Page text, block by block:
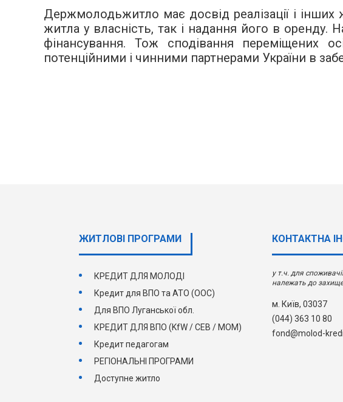
Держмолодьжитло має досвід реалізації і
житла у власність, так і надання його в
фінансування. Тож сподівання переміщених
потенційними і чинними партнерами України в
ЖИТЛОВІ ПРОГРАМИ
КРЕДИТ ДЛЯ МОЛОДІ
Кредит для ВПО та АТО (ООС)
Для ВПО Луганської обл.
КРЕДИТ ДЛЯ ВПО (KfW / СЕВ / МОМ)
Кредит педагогам
РЕГІОНАЛЬНІ ПРОГРАМИ
Доступне житло
КОНТАКТНА
у т.ч. для
належать до
м. Київ, 03037
(044) 363 10 80
fond@molod-